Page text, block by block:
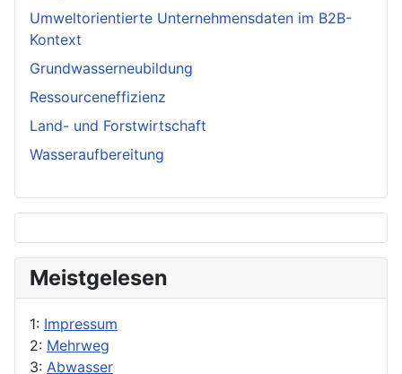
Umweltorientierte Unternehmensdaten im B2B-
Kontext
Grundwasserneubildung
Ressourceneffizienz
Land- und Forstwirtschaft
Wasseraufbereitung
Meistgelesen
1: Impressum
2: Mehrweg
3: Abwasser